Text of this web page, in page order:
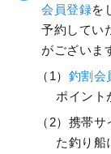
会員登録を
予約してい
がございま
（1） 釣割会
ポイント
（2）携帯
た釣り船